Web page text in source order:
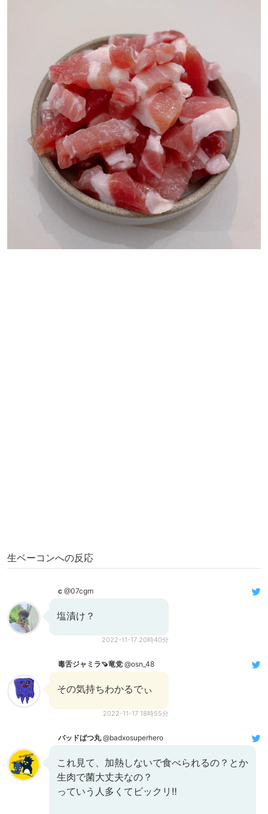
生ベーコンへの反応
c @07cgm
塩漬け？
2022-11-17 20時40分
毒舌ジャミラ🍠竜党 @osn_48
その気持ちわかるでぃ
2022-11-17 18時55分
バッドばつ丸@badxosuperhero
これ見て、加熱しないで食べられるの？とか
生肉で菌大丈夫なの？
っていう人多くてビックリ‼︎